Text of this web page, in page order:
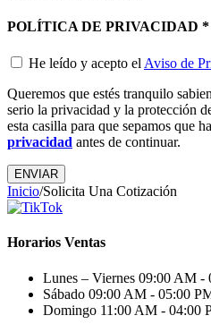
POLÍTICA DE PRIVACIDAD *
He leído y acepto el Aviso de
Queremos que estés tranquilo
serio la privacidad y la protección
esta casilla para que sepamos que
privacidad antes de continuar.
Inicio/Solicita Una Cotización
Horarios Ventas
Lunes – Viernes 09:00 AM -
Sábado 09:00 AM - 05:00
Domingo 11:00 AM - 04:00